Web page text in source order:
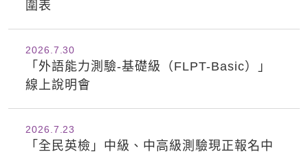
圍表
30
2026.7
「外語能力測驗-基礎級（FLPT-Basic）」
線上說明會
23
2026.7
「全民英檢」中級、中高級測驗現正報名中